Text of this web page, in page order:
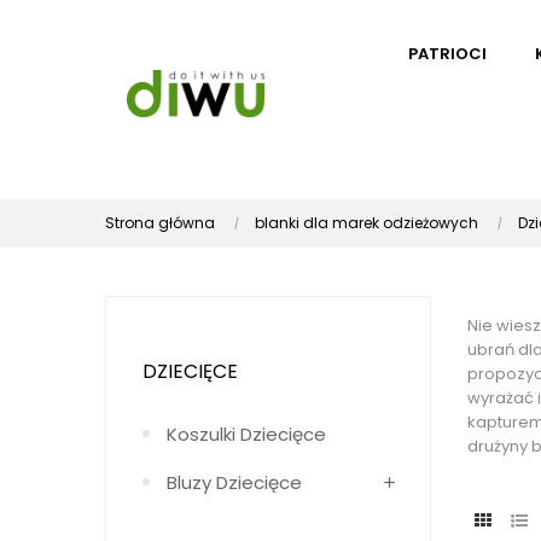
PATRIOCI
Strona główna blanki dla marek odzieżowych
DZIECIĘCE
Koszulki Dziecięce
Bluzy Dziecięce
Nie
ubrań
wyrażać
drużyny